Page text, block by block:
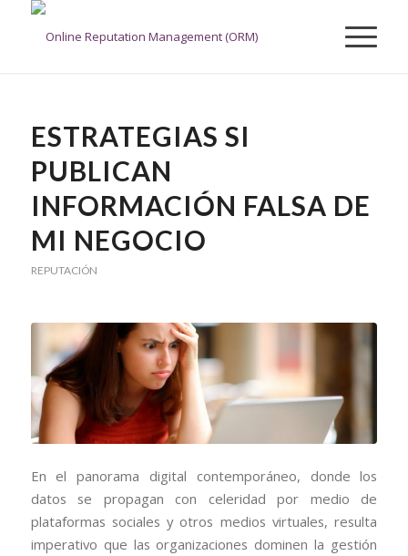
ESTRATEGIAS SI
PUBLICAN
INFORMACIÓN FALSA DE
MI NEGOCIO
REPUTACIÓN
En el panorama digital contemporáneo, donde los
datos se propagan con celeridad por medio de
plataformas sociales y otros medios virtuales, resulta
imperativo que las organizaciones dominen la gestión